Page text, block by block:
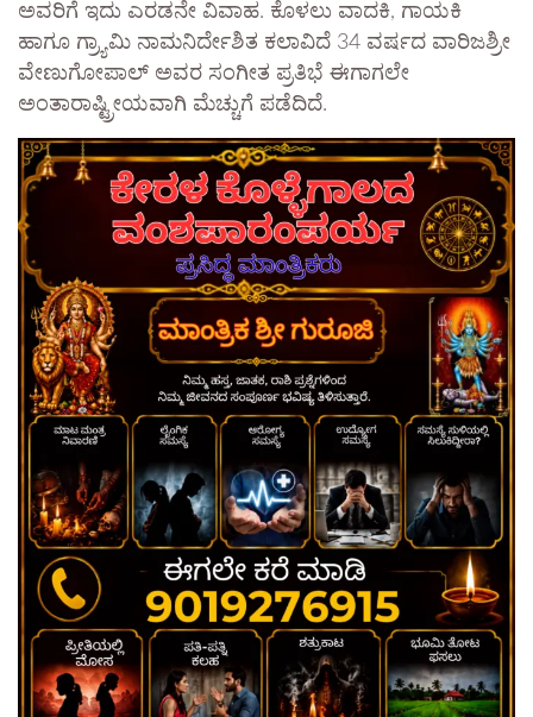
ಅವರಿಗೆ ಇದು ಎರಡನೇ ವಿವಾಹ. ಕೊಳಲು ವಾದಕಿ, ಗಾಯಕಿ
ಹಾಗೂ ಗ್ರ್ಯಾಮಿ ನಾಮನಿರ್ದೇಶಿತ ಕಲಾವಿದೆ 34 ವರ್ಷದ ವಾರಿಜಶ್ರೀ
ವೇಣುಗೋಪಾಲ್ ಅವರ ಸಂಗೀತ ಪ್ರತಿಭೆ ಈಗಾಗಲೇ
ಅಂತಾರಾಷ್ಟ್ರೀಯವಾಗಿ ಮೆಚ್ಚುಗೆ ಪಡೆದಿದೆ.